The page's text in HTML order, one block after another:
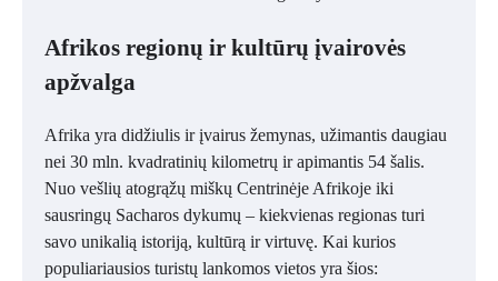
Afrikos regionų ir kultūrų įvairovės
apžvalga
Afrika yra didžiulis ir įvairus žemynas, užimantis daugiau
nei 30 mln. kvadratinių kilometrų ir apimantis 54 šalis.
Nuo vešlių atogrąžų miškų Centrinėje Afrikoje iki
sausringų Sacharos dykumų – kiekvienas regionas turi
savo unikalią istoriją, kultūrą ir virtuvę. Kai kurios
populiariausios turistų lankomos vietos yra šios: